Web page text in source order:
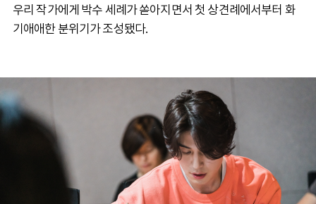
우리 작가에게 박수 세례가 쏟아지면서 첫 상견례에서부터 화
기애애한 분위기가 조성됐다.